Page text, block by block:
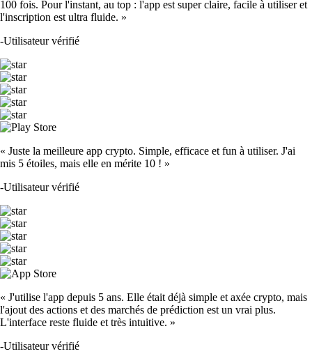
100 fois. Pour l'instant, au top : l'app est super claire, facile à utiliser et
l'inscription est ultra fluide. »
-Utilisateur vérifié
« Juste la meilleure app crypto. Simple, efficace et fun à utiliser. J'ai
mis 5 étoiles, mais elle en mérite 10 ! »
-Utilisateur vérifié
« J'utilise l'app depuis 5 ans. Elle était déjà simple et axée crypto, mais
l'ajout des actions et des marchés de prédiction est un vrai plus.
L'interface reste fluide et très intuitive. »
-Utilisateur vérifié